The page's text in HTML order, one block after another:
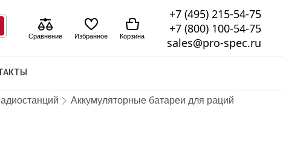
Сравнение Избранное Корзина
+7 (495) 215-54-75
+7 (800) 100-54-75
sales@pro-spec.ru
Аккумуляторные батареи для раций